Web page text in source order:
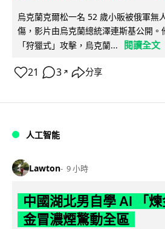
烏克蘭克爾松一名 52 歲小販被俄軍無
傷，影片由烏克蘭總統澤連斯基公開
「狩獵式」攻擊，烏克蘭...
閱讀全文
21 3 ↗ 分享
人工智能
Lawton 9 小時
中國湖北男自學 AI 「
金冒濃煙驚動全區